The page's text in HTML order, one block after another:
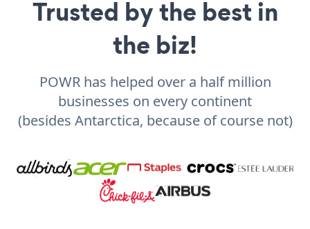
Trusted by the best in
the biz!
POWR has helped over a half million
businesses on every continent
(besides Antarctica, because of course not)